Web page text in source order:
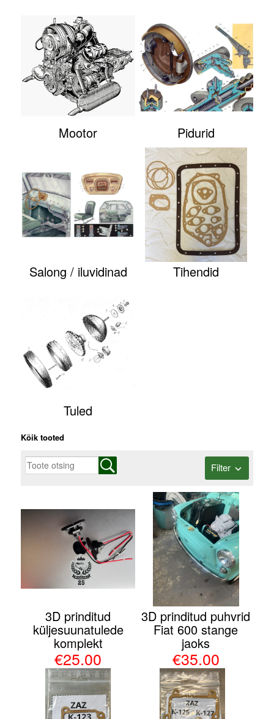
Mootor Pidurid
Salong / iluvidinad Tihendid
Tuled
Kõik tooted
Filter
3D prinditud
küljesuunatulede
komplekt
€25.00
3D prinditud puhvrid
Fiat 600 stange
jaoks
€35.00